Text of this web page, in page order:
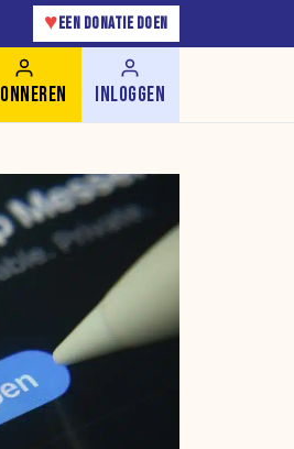
♥ EEN DONATIE DOEN
INLOGGEN